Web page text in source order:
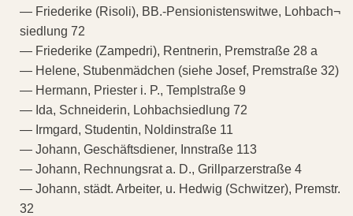
— Friederike (Risoli), BB.-Pensionistenswitwe, Lohbach¬
siedlung 72
— Friederike (Zampedri), Rentnerin, Premstraße 28 a
— Helene, Stubenmädchen (siehe Josef, Premstraße 32)
— Hermann, Priester i. P., Templstraße 9
— Ida, Schneiderin, Lohbachsiedlung 72
— Irmgard, Studentin, Noldinstraße 11
— Johann, Geschäftsdiener, Innstraße 113
— Johann, Rechnungsrat a. D., Grillparzerstraße 4
— Johann, städt. Arbeiter, u. Hedwig (Schwitzer), Premstr.
32